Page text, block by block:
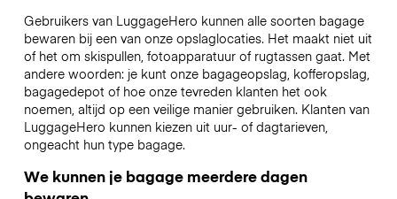
Gebruikers van LuggageHero kunnen alle soorten bagage
bewaren bij een van onze opslaglocaties. Het maakt niet uit
of het om skispullen, fotoapparatuur of rugtassen gaat. Met
andere woorden: je kunt onze bagageopslag, kofferopslag,
bagagedepot of hoe onze tevreden klanten het ook
noemen, altijd op een veilige manier gebruiken. Klanten van
LuggageHero kunnen kiezen uit uur- of dagtarieven,
ongeacht hun type bagage.
We kunnen je bagage meerdere dagen